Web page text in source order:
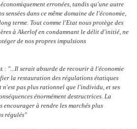
erronées, tandis qu'une autre
sensées dans ce même domaine de l'économie,
terme. Tout comme l'Etat nous protège des
à Akerlof en condamnant le délit d'initié, ne
de nos propres impulsions
: "...Il serait absurde de recourir à l'économie
la restauration des régulations étatiques
n'est pas plus rationnel que l'individu, et ses
énormément destructrices. La
encourager à rendre les marchés plus
régulés"